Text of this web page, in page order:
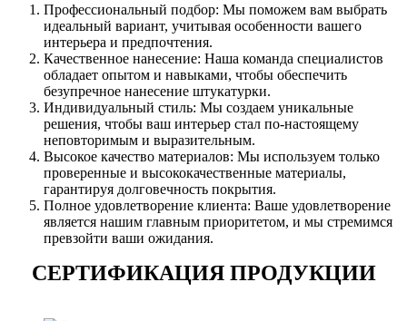
Профессиональный подбор: Мы поможем вам выбрать
идеальный вариант, учитывая особенности вашего
интерьера и предпочтения.
Качественное нанесение: Наша команда специалистов
обладает опытом и навыками, чтобы обеспечить
безупречное нанесение штукатурки.
Индивидуальный стиль: Мы создаем уникальные
решения, чтобы ваш интерьер стал по-настоящему
неповторимым и выразительным.
Высокое качество материалов: Мы используем только
проверенные и высококачественные материалы,
гарантируя долговечность покрытия.
Полное удовлетворение клиента: Ваше удовлетворение
является нашим главным приоритетом, и мы стремимся
превзойти ваши ожидания.
СЕРТИФИКАЦИЯ ПРОДУКЦИИ